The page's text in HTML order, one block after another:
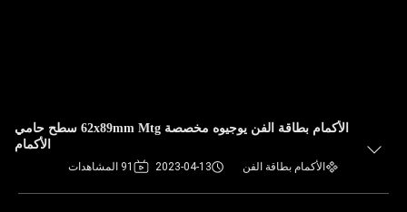
الأكمام بطاقة الفن يوجيوه مخصصة 62x89mm Mtg سطح حامي
الأكمام
الأكمام بطاقة الفن 2023-04-13 91 المشاهدات